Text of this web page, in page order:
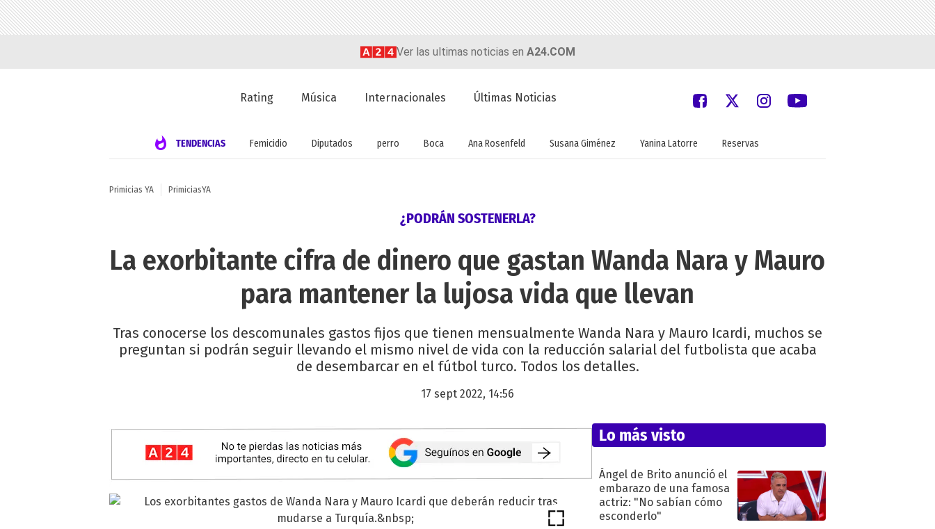
Ver las ultimas noticias en A24.COM
Rating Música Internacionales Últimas Noticias
TENDENCIAS Femicidio Diputados perro Boca Ana Rosenfeld Susana Giménez Yanina Latorre Reservas
Primicias YA PrimiciasYA
¿PODRÁN SOSTENERLA?
La exorbitante cifra de dinero que gastan Wanda Nara y Mauro
para mantener la lujosa vida que llevan
Tras conocerse los descomunales gastos fijos que tienen mensualmente Wanda Nara y Mauro Icardi, muchos se
preguntan si podrán seguir llevando el mismo nivel de vida con la reducción salarial del futbolista que acaba
de desembarcar en el fútbol turco. Todos los detalles.
17 sept 2022, 14:56
Lo más visto
Ángel de Brito anunció el
embarazo de una famosa
actriz: "No sabían cómo
esconderlo"